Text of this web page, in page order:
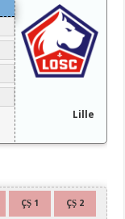
Lille
ÇŞ 1 ÇŞ 2